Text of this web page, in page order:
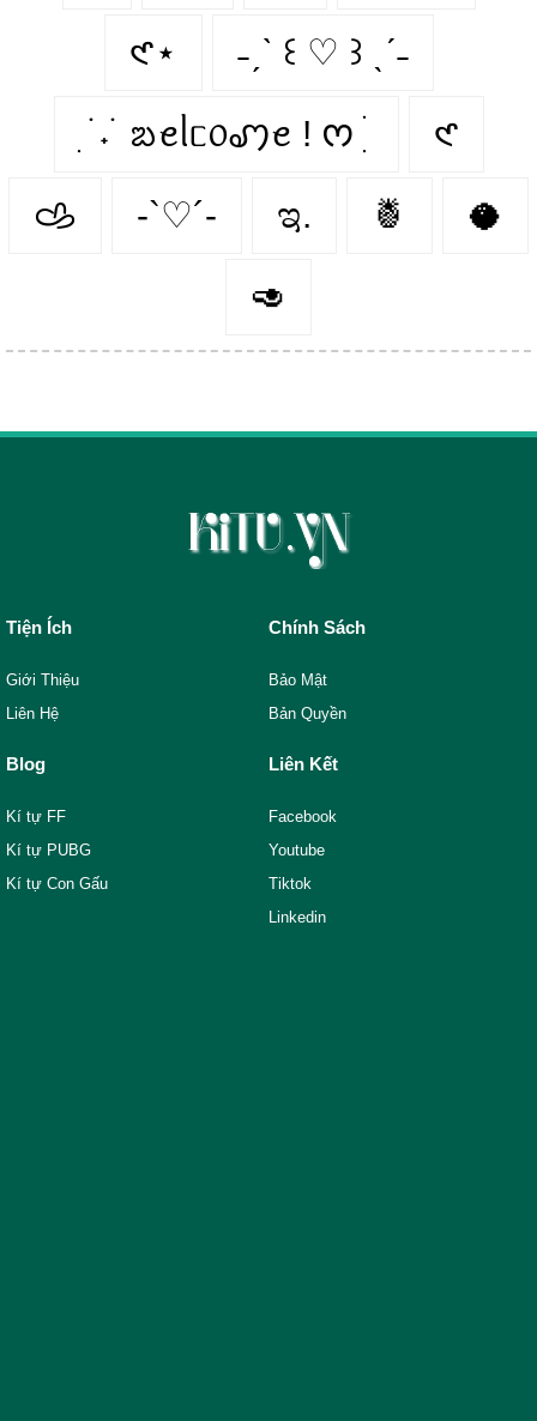
𑣲⋆ ˗ˏˋ ꒰ ♡ ꒱ ˎˊ˗
ִ ࣪ ˖ ࣪ ᨰꫀᥣᥴ᥆ꩇꫀ ! ᰔ ִ ׄ 𑣲
𐚁 -`♡´- ಇ. 🍍 🥥
🥑
Tiện Ích
Giới Thiệu
Liên Hệ
Chính Sách
Bảo Mật
Bản Quyền
Blog
Kí tự FF
Kí tự PUBG
Kí tự Con Gấu
Liên Kết
Facebook
Youtube
Tiktok
Linkedin